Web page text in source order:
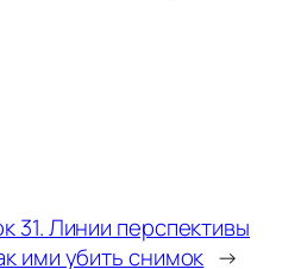
31. Линии перспективы
ими убить снимок →